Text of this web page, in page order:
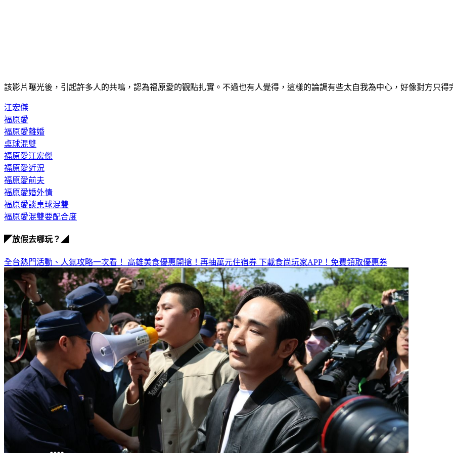
該影片曝光後，引起許多人的共鳴，認為福原愛的觀點扎實。不過也有人覺得，這樣的論調有些太自我為中心，好像對方只得
江宏傑
福原愛
福原愛離婚
桌球混雙
福原愛江宏傑
福原愛近況
福原愛前夫
福原愛婚外情
福原愛談桌球混雙
福原愛混雙要配合度
◤放假去哪玩？◢
全台熱門活動、人氣攻略一次看！ 高雄美食優惠開搶！再抽萬元住宿券 下載食尚玩家APP！免費領取優惠券